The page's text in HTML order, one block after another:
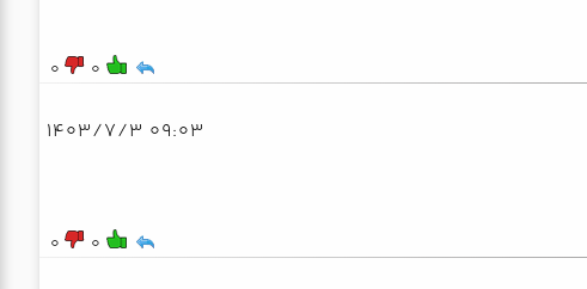
0
0
09:03 1403/7/3
0
0